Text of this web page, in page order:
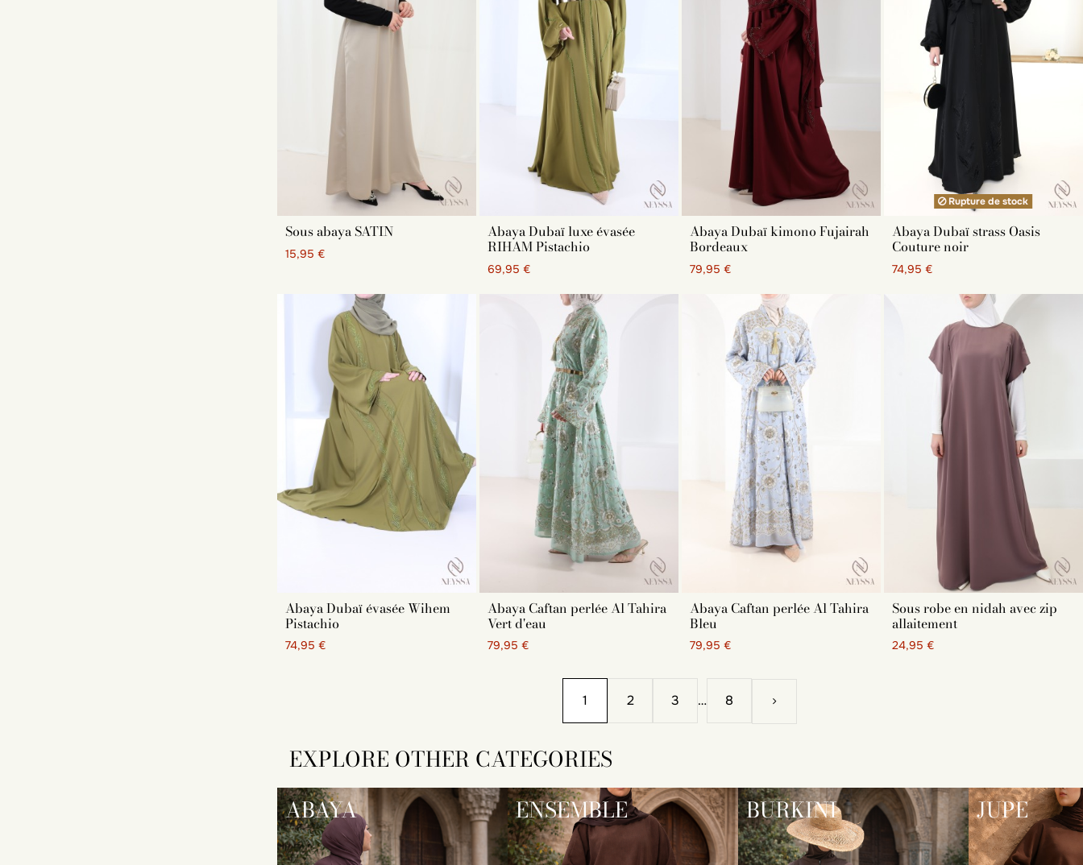
Sous abaya SATIN
15,95 €
Abaya Dubaï luxe évasée
RIHAM Pistachio
69,95 €
Abaya Dubaï kimono Fujairah
Bordeaux
79,95 €
Rupture de stock
Abaya Dubaï strass Oasis
Couture noir
74,95 €
Abaya Dubaï évasée Wihem
Pistachio
74,95 €
Abaya Caftan perlée Al Tahira
Vert d'eau
79,95 €
Abaya Caftan perlée Al Tahira
Bleu
79,95 €
Sous robe en nidah avec zip
allaitement
24,95 €
1 2 3 … 8
EXPLORE OTHER CATEGORIES
ABAYA
ENSEMBLE BURKINI JUPE